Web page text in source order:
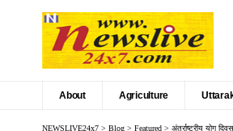
About Agriculture
NEWSLIVE24x7 > Blog > Featured > अंतर्राष्‍ट्रीय योग